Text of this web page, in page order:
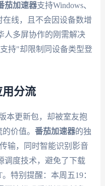
茄加速器支持Windows、
在线，且不会因设备数增
人多屏协作的刚需解决
持"却限制同设备类型登
分流
本更新包，却被室友抱
价值。 番茄加速器的独
输，同时智能识别影音
调度技术，避免了下载
特别提醒：本周五19：